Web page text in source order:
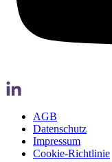
AGB
Datenschutz
Impressum
Cookie-Richtlinie